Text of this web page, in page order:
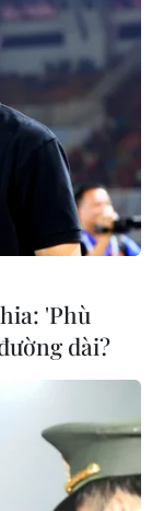
vì khát
nghệ sỹ tiêu
hiến, được
'Phù
dài?